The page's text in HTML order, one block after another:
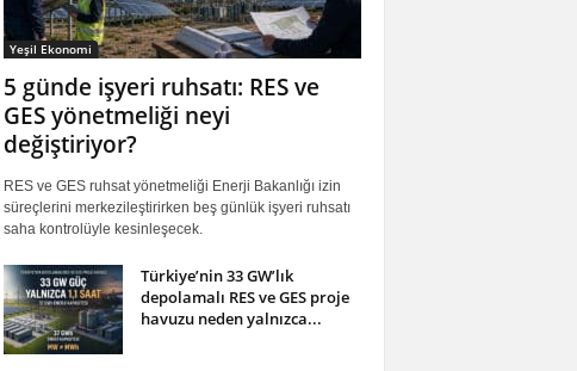
Yeşil Ekonomi
5 günde işyeri ruhsatı: RES ve
GES yönetmeliği neyi
değiştiriyor?
RES ve GES ruhsat yönetmeliği Enerji Bakanlığı izin
süreçlerini merkezileştirirken beş günlük işyeri ruhsatı
saha kontrolüyle kesinleşecek.
Türkiye’nin 33 GW’lık
depolamalı RES ve GES proje
havuzu neden yalnızca...